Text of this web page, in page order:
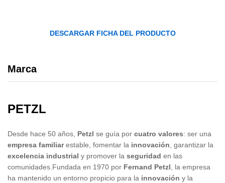
DESCARGAR FICHA DEL PRODUCTO
Marca
PETZL
Desde hace 50 años, Petzl se guía por cuatro valores: ser una
empresa familiarestable, fomentar la innovación, garantizar la
excelencia industrial y promover la seguridad en las
comunidades.Fundada en 1970 por Fernand Petzl, la empresa
ha mantenido un entorno propicio para la innovación y la